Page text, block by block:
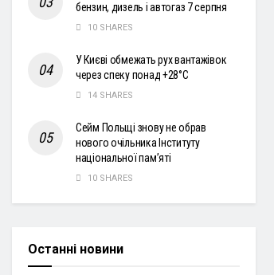
бензин, дизель і автогаз 7 серпня
10 SHARES
У Києві обмежать рух вантажівок
через спеку понад +28°С
14 SHARES
Сейм Польщі знову не обрав
нового очільника Інституту
національної пам’яті
10 SHARES
Останні новини